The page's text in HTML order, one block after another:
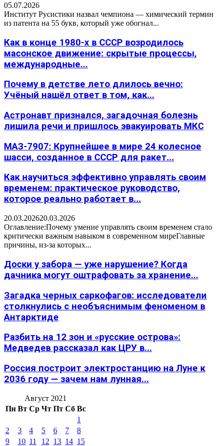
05.07.2026
Институт Русистики назвал чемпиона — химический термин
из патента на 55 букв, который уже обогнал...
Как в конце 1980-х в СССР возродилось
масонское движение: скрытые процессы,
международные...
Почему в детстве лето длилось вечно:
Учёный нашёл ответ в том, как...
Астронавт признался, загадочная болезнь
лишила речи и пришлось эвакуировать МКС
МАЗ-7907: Крупнейшее в мире 24 колесное
шасси, созданное в СССР для ракет...
Как научиться эффективно управлять своим
временем: практическое руководство,
которое реально работает в...
20.03.202620.03.2026
Оглавление:Почему умение управлять своим временем стало
критически важным навыком в современном миреГлавные
причины, из-за которых...
Доски у забора — уже нарушение? Когда
дачника могут оштрафовать за хранение...
Загадка черных саркофагов: исследователи
столкнулись с необъяснимым феноменом в
Антарктиде
Разбить на 12 зон и «русские острова»:
Медведев рассказал как ЦРУ в...
Россия построит электростанцию на Луне к
2036 году — зачем нам лунная...
Август 2021
Пн Вт Ср Чт Пт Сб Вс
1
2
3 4 5 6 7
8
9
10 11 12 13 14 15